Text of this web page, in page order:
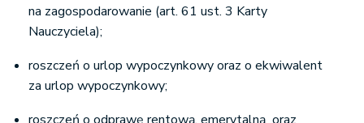
na zagospodarowanie (art. 61 ust. 3 Karty
Nauczyciela);
roszczeń o urlop wypoczynkowy oraz o ekwiwalent
za urlop wypoczynkowy;